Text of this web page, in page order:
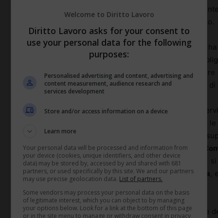
sentenza ha chiarito che il tributo è dovuto
pagamento deve riflettere la qualità del servizio fornito.
La seconda sentenza, l’ordinanza n. 2374 del 2023
,
un’opzione discrezionale per il Comune, ma un
comma 4 delDlgs 507 del 1995, il tributo deve
effettuato in modo adeguato, lasciando i cittadini privi
Per richiedere lariduzione della Taria causa di
specifico. Innanzitutto, è consigliabile documentare
video. Questi materiali possono essere utilizzati per
protratto, è possibile inviare una diffida formale al
per migliorare la situazione. Se dopo la diffida non
presentare unesposto alla Procura della Repubblica
È importante sottolineare che la richiesta di riduzione
Welcome to Diritto Lavoro
Diritto Lavoro asks for your consent to
use your personal data for the following
purposes:
Personalised advertising and content, advertising and
content measurement, audience research and
services development
Store and/or access information on a device
Learn more
Your personal data will be processed and information from
your device (cookies, unique identifiers, and other device
data) may be stored by, accessed by and shared with 681
partners, or used specifically by this site. We and our partners
may use precise geolocation data. List of partners.
Some vendors may process your personal data on the basis
of legitimate interest, which you can object to by managing
your options below. Look for a link at the bottom of this page
or in the site menu to manage or withdraw consent in privacy